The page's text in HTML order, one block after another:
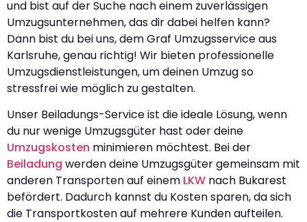
und bist auf der Suche nach einem zuverlässigen
Umzugsunternehmen, das dir dabei helfen kann?
Dann bist du bei uns, dem Graf Umzugsservice aus
Karlsruhe, genau richtig! Wir bieten professionelle
Umzugsdienstleistungen, um deinen Umzug so
stressfrei wie möglich zu gestalten.
Unser Beiladungs-Service ist die ideale Lösung, wenn
du nur wenige Umzugsgüter hast oder deine
Umzugskosten minimieren möchtest. Bei der
Beiladung werden deine Umzugsgüter gemeinsam mit
anderen Transporten auf einem LKW nach Bukarest
befördert. Dadurch kannst du Kosten sparen, da sich
die Transportkosten auf mehrere Kunden aufteilen.